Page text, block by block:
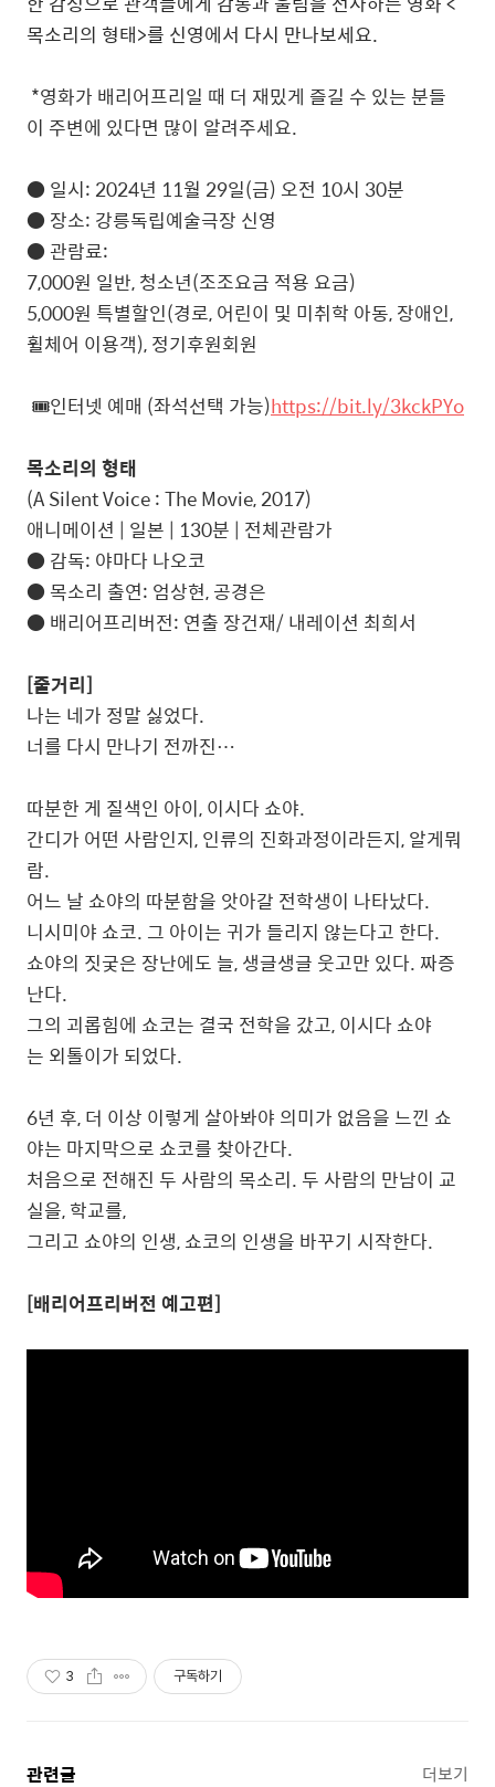
목소리의 형태>를 신영에서 다시 만나보세요.
*영화가 배리어프리일 때 더 재밌게 즐길 수 있는 분들
이 주변에 있다면 많이 알려주세요.
● 일시: 2024년 11월 29일(금) 오전 10시 30분
● 장소: 강릉독립예술극장 신영
● 관람료:
7,000원 일반, 청소년(조조요금 적용 요금)
5,000원 특별할인(경로, 어린이 및 미취학 아동, 장애인,
휠체어 이용객), 정기후원회원
🎟️인터넷 예매 (좌석선택 가능)https://bit.ly/3kckPYo
목소리의 형태
(A Silent Voice : The Movie, 2017)
애니메이션 | 일본 | 130분 | 전체관람가
● 감독: 야마다 나오코
● 목소리 출연: 엄상현, 공경은
● 배리어프리버전: 연출 장건재/ 내레이션 최희서
[줄거리]
나는 네가 정말 싫었다.
너를 다시 만나기 전까진…
따분한 게 질색인 아이, 이시다 쇼야.
간디가 어떤 사람인지, 인류의 진화과정이라든지, 알게뭐
람.
어느 날 쇼야의 따분함을 앗아갈 전학생이 나타났다.
니시미야 쇼코. 그 아이는 귀가 들리지 않는다고 한다.
쇼야의 짓궂은 장난에도 늘, 생글생글 웃고만 있다. 짜증
난다.
그의 괴롭힘에 쇼코는 결국 전학을 갔고, 이시다 쇼야
는 외톨이가 되었다.
6년 후, 더 이상 이렇게 살아봐야 의미가 없음을 느낀 쇼
야는 마지막으로 쇼코를 찾아간다.
처음으로 전해진 두 사람의 목소리. 두 사람의 만남이 교
실을, 학교를,
그리고 쇼야의 인생, 쇼코의 인생을 바꾸기 시작한다.
[배리어프리버전 예고편]
3 구독하기
관련글 더보기